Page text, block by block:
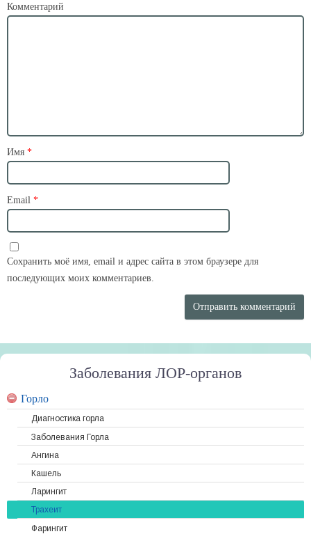
Комментарий
Имя *
Email *
Сохранить моё имя, email и адрес сайта в этом браузере для
последующих моих комментариев.
Заболевания ЛОР-органов
Горло
Диагностика горла
Заболевания Горла
Ангина
Кашель
Ларингит
Трахеит
Фарингит